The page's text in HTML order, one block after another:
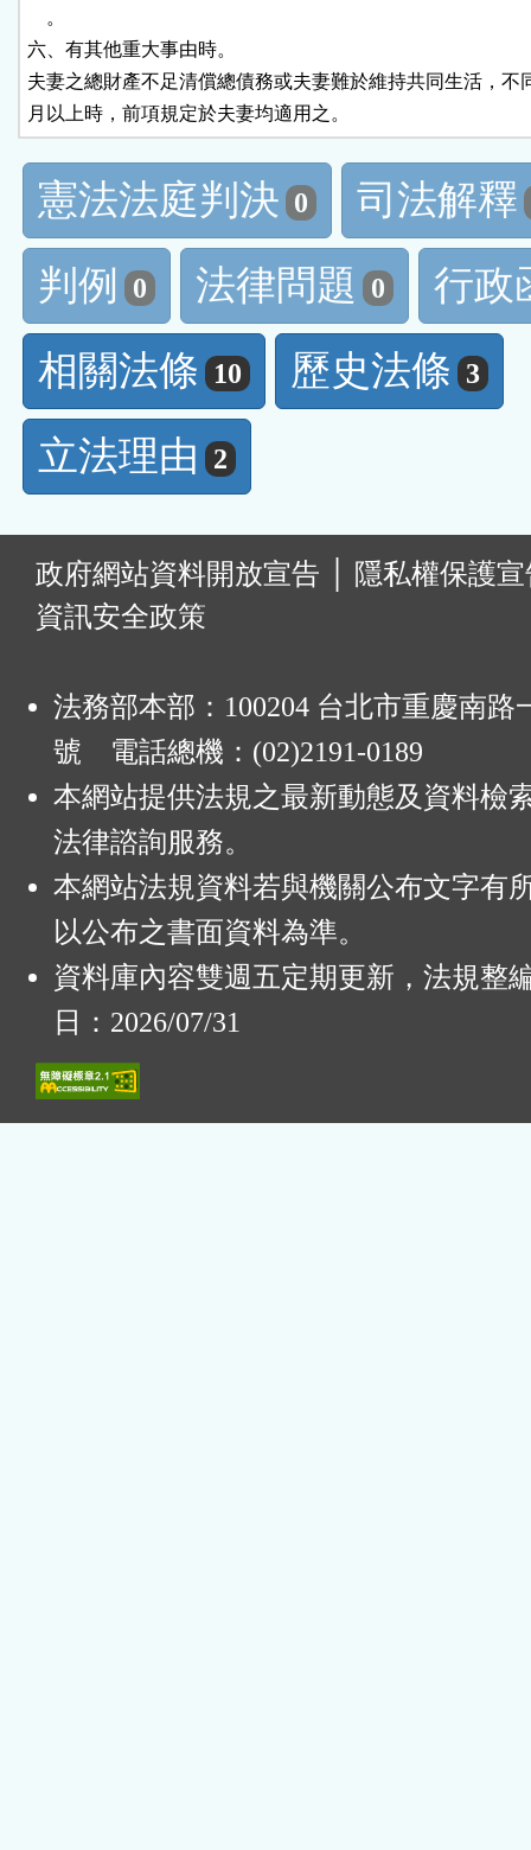
    。
六、有其他重大事由時。
夫妻之總財產不足清償總債務或夫妻難於維持共同生活，不
月以上時，前項規定於夫妻均適用之。
憲法法庭判決 0
司法解釋
判例
0 法律問題 0
行政
相關法條
10 歷史法條 3
立法理由 2
政府網站資料開放宣告
隱私權保護
資訊安全政策
法務部本部：100204 台北市重慶南路
號 電話總機：(02)2191-0189
本網站提供法規之最新動態及資料檢
法律諮詢服務。
本網站法規資料若與機關公布文字有
以公布之書面資料為準。
資料庫內容雙週五定期更新，法規整
日：2026/07/31